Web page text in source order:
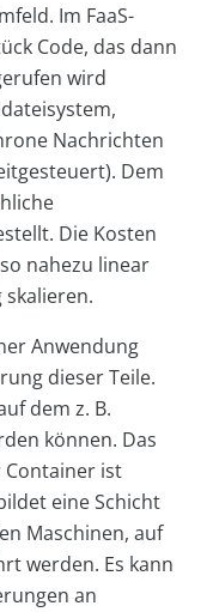
Im FaaS-
Code, das dann
wird
Nachrichten
Dem
Die Kosten
nahezu linear
Anwendung
dieser Teile.
dem z. B.
können. Das
ist
eine Schicht
Maschinen, auf
werden. Es kann
an